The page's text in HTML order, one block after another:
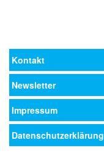
Kontakt
Newsletter
Impressum
Datenschutzerklärung